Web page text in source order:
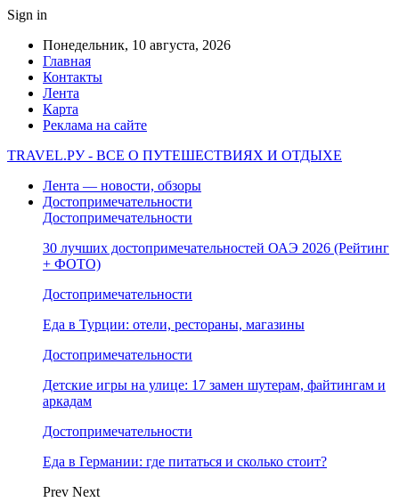
Sign in
Понедельник, 10 августа, 2026
Главная
Контакты
Лента
Карта
Реклама на сайте
TRAVEL.РУ - ВСЕ О ПУТЕШЕСТВИЯХ И ОТДЫХЕ
Лента — новости, обзоры
Достопримечательности
Достопримечательности
30 лучших достопримечательностей ОАЭ 2026 (Рейтинг
+ ФОТО)
Достопримечательности
Еда в Турции: отели, рестораны, магазины
Достопримечательности
Детские игры на улице: 17 замен шутерам, файтингам и
аркадам
Достопримечательности
Еда в Германии: где питаться и сколько стоит?
Prev Next